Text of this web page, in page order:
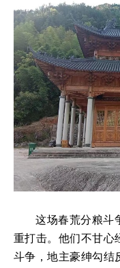
这场春荒分粮斗
重打击。他们不甘心
斗争，地主豪绅勾结